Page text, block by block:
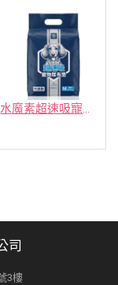
水魔素超速吸寵物尿布墊買1送1
司
3樓